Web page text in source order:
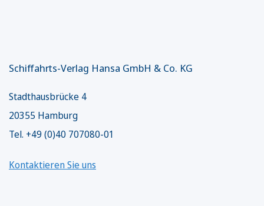
Schiffahrts-Verlag Hansa GmbH & Co. KG
Stadthausbrücke 4
20355 Hamburg
Tel. +49 (0)40 707080-01
Kontaktieren Sie uns